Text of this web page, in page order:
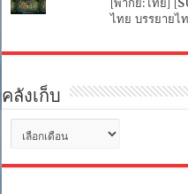
ไทย บรรยายไ
คลังเก็บ
เก็บ